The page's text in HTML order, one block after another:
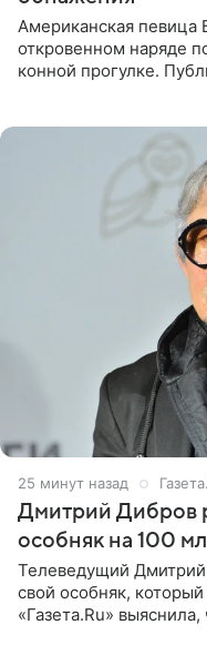
Американская
откровенном наряде
конной прогулке.
25 минут назад
Дмитрий Дибров
особняк на 100
Телеведущий
свой особняк,
«Газета.Ru» выяснила,